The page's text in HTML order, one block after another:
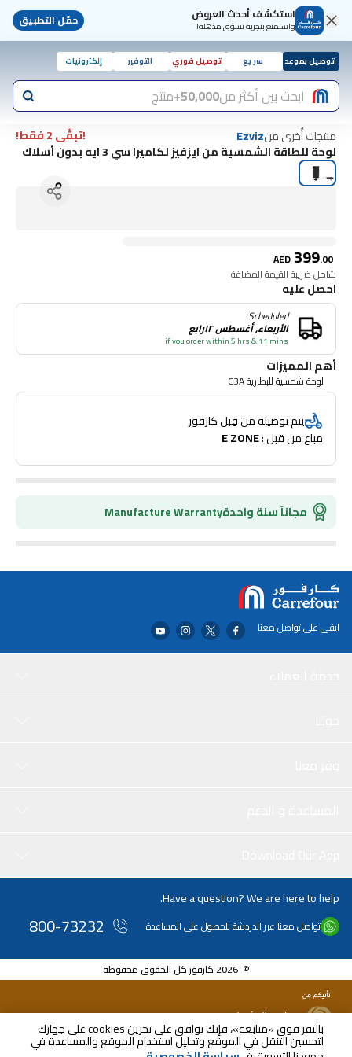
بالنقر فوق «متابعة»، فإنك توافق على تخزين cookies على جهازك
لتحسين التنقل في الموقع وتحليل استخدام الموقع والمساعدة في
استكشف أحدث العروض
واستمتع بتجربة تسوّق مذهلة! حمّل التطبيق
توصيل بموعد سريع توصيل فوري التوفير إلكترونيات
ابحث بين أكثر من50,000+ منتج
منتجات أُخرى منEzviz
!تبقّى 2 فقط!
لوحة للطاقة الشمسية من ايزفيز لكاميرا سي 3 ايه بدون أسلاك
AED 399.00
شامل ضريبة القيمة المضافة
احصل عليه
Scheduled
الأربعاء, أغسطس ١٢رابع
if you order within 5 hrs & 11 mins
أهم المميزات
لوحة شمسية للبطارية C3A
يتم توصيله من قِبَل كارفور
مباع من قبل : E ZONE
مجاناً سنة واحدةManufacture Warranty
AED399.00
ابقى على تواصل معنا
Have a question? We are here to help.
تواصل معنا عبر الدردشة للحصول على المساعدة 800-73232
© 2026 كارفور كل الحقوق محفوظة